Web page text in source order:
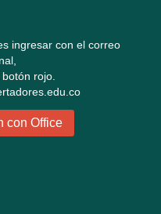
ingresar con el correo
rojo.
con Office